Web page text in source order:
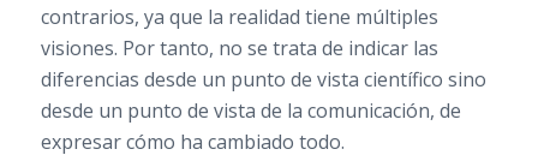
contrarios, ya que la realidad tiene múltiples
visiones. Por tanto, no se trata de indicar las
diferencias desde un punto de vista científico sino
desde un punto de vista de la comunicación, de
expresar cómo ha cambiado todo.